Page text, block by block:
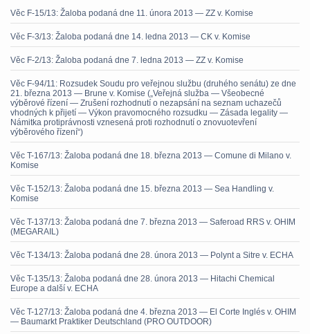
Věc F-15/13: Žaloba podaná dne 11. února 2013 — ZZ v. Komise
Věc F-3/13: Žaloba podaná dne 14. ledna 2013 — CK v. Komise
Věc F-2/13: Žaloba podaná dne 7. ledna 2013 — ZZ v. Komise
Věc F-94/11: Rozsudek Soudu pro veřejnou službu (druhého senátu) ze dne
21. března 2013 — Brune v. Komise („Veřejná služba — Všeobecné
výběrové řízení — Zrušení rozhodnutí o nezapsání na seznam uchazečů
vhodných k přijetí — Výkon pravomocného rozsudku — Zásada legality —
Námitka protiprávnosti vznesená proti rozhodnutí o znovuotevření
výběrového řízení“)
Věc T-167/13: Žaloba podaná dne 18. března 2013 — Comune di Milano v.
Komise
Věc T-152/13: Žaloba podaná dne 15. března 2013 — Sea Handling v.
Komise
Věc T-137/13: Žaloba podaná dne 7. března 2013 — Saferoad RRS v. OHIM
(MEGARAIL)
Věc T-134/13: Žaloba podaná dne 28. února 2013 — Polynt a Sitre v. ECHA
Věc T-135/13: Žaloba podaná dne 28. února 2013 — Hitachi Chemical
Europe a další v. ECHA
Věc T-127/13: Žaloba podaná dne 4. března 2013 — El Corte Inglés v. OHIM
— Baumarkt Praktiker Deutschland (PRO OUTDOOR)